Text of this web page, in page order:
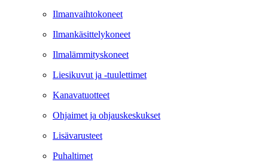
Ilmanvaihtokoneet
Ilmankäsittelykoneet
Ilmalämmityskoneet
Liesikuvut ja -tuulettimet
Kanavatuotteet
Ohjaimet ja ohjauskeskukset
Lisävarusteet
Puhaltimet